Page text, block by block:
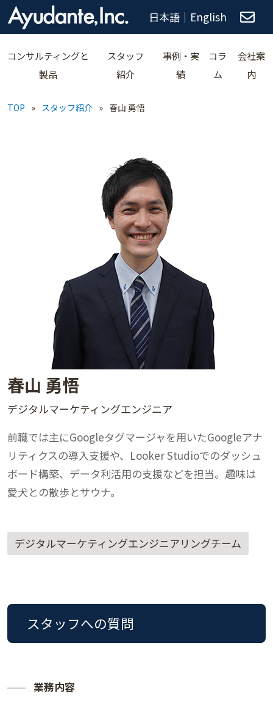
日本語 ｜ English
コンサルティングと
製品
スタッフ
紹介
事例・実
績
コラ
ム
会社案
内
TOP » スタッフ紹介 » 春山 勇悟
春山 勇悟
デジタルマーケティングエンジニア
前職では主にGoogleタグマージャを用いたGoogleアナ
リティクスの導入支援や、Looker Studioでのダッシュ
ボード構築、データ利活用の支援などを担当。趣味は
愛犬との散歩とサウナ。
デジタルマーケティングエンジニアリングチーム
スタッフへの質問
業務内容